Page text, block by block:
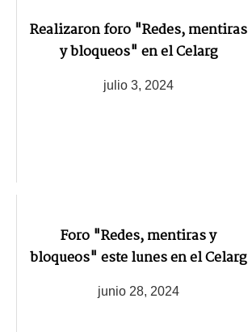
Realizaron foro "Redes, mentiras
y bloqueos" en el Celarg
julio 3, 2024
Foro "Redes, mentiras y
bloqueos" este lunes en el Celarg
junio 28, 2024